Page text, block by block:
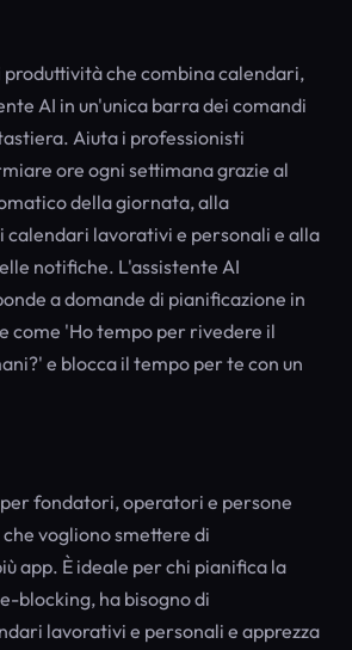
produttività che combina calendari,
AI in un'unica barra dei comandi
Aiuta i professionisti
ore ogni settimana grazie al
della giornata, alla
calendari lavorativi e personali e alla
notifiche. L'assistente AI
a domande di pianificazione in
come 'Ho tempo per rivedere il
e blocca il tempo per te con un
fondatori, operatori e persone
vogliono smettere di
app. È ideale per chi pianifica la
blocking, ha bisogno di
lavorativi e personali e apprezza